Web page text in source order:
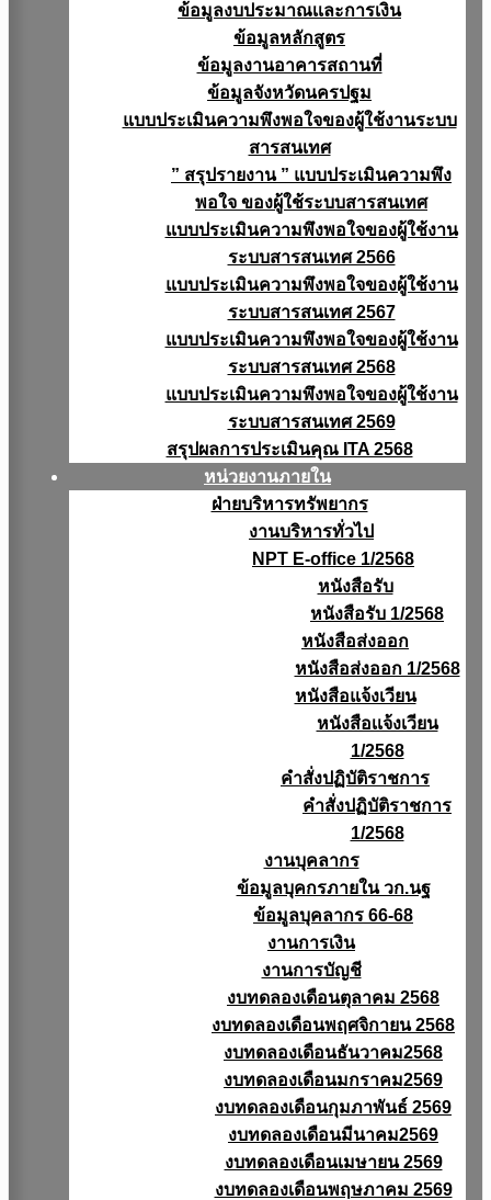
ข้อมูลงบประมาณเเละการเงิน
ข้อมูลหลักสูตร
ข้อมูลงานอาคารสถานที่
ข้อมูลจังหวัดนครปฐม
แบบประเมินความพึงพอใจของผู้ใช้งานระบบ
สารสนเทศ
” สรุปรายงาน ” แบบประเมินความพึง
พอใจ ของผู้ใช้ระบบสารสนเทศ
แบบประเมินความพึงพอใจของผู้ใช้งาน
ระบบสารสนเทศ 2566
แบบประเมินความพึงพอใจของผู้ใช้งาน
ระบบสารสนเทศ 2567
แบบประเมินความพึงพอใจของผู้ใช้งาน
ระบบสารสนเทศ 2568
แบบประเมินความพึงพอใจของผู้ใช้งาน
ระบบสารสนเทศ 2569
สรุปผลการประเมินคุณ ITA 2568
หน่วยงานภายใน
ฝ่ายบริหารทรัพยากร
งานบริหารทั่วไป
NPT E-office 1/2568
หนังสือรับ
หนังสือรับ 1/2568
หนังสือส่งออก
หนังสือส่งออก 1/2568
หนังสือแจ้งเวียน
หนังสือเเจ้งเวียน
1/2568
คำสั่งปฏิบัติราชการ
คำสั่งปฏิบัติราชการ
1/2568
งานบุคลากร
ข้อมูลบุคกรภายใน วก.นฐ
ข้อมูลบุคลากร 66-68
งานการเงิน
งานการบัญชี
งบทดลองเดือนตุลาคม 2568
งบทดลองเดือนพฤศจิกายน 2568
งบทดลองเดือนธันวาคม2568
งบทดลองเดือนมกราคม2569
งบทดลองเดือนกุมภาพันธ์ 2569
งบทดลองเดือนมีนาคม2569
งบทดลองเดือนเมษายน 2569
งบทดลองเดือนพฤษภาคม 2569